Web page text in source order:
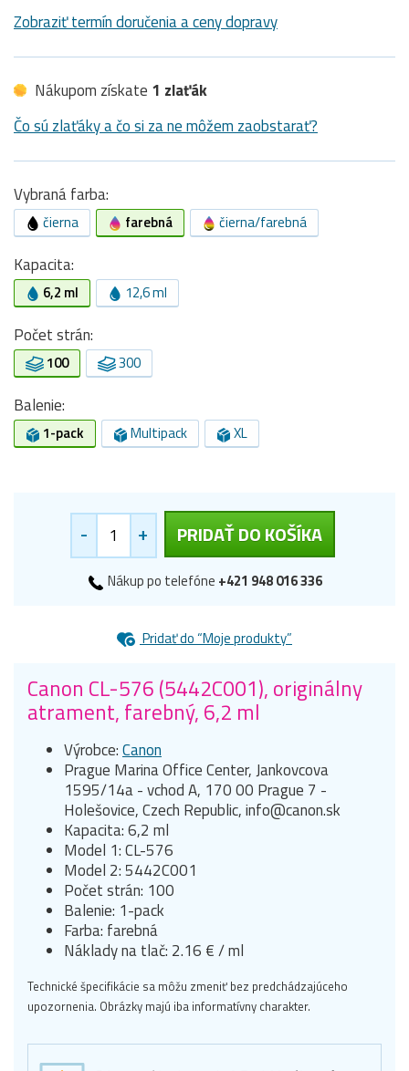
Zobraziť termín doručenia a ceny dopravy
Nákupom získate 1 zlaťák
Čo sú zlaťáky a čo si za ne môžem zaobstarať?
Vybraná farba:
čierna farebná čierna/farebná
Kapacita:
6,2 ml 12,6 ml
Počet strán:
100 300
Balenie:
1-pack Multipack XL
- + PRIDAŤ DO KOŠÍKA
Nákup po telefóne +421 948 016 336
Pridať do “Moje produkty”
Canon CL-576 (5442C001), originálny
atrament, farebný, 6,2 ml
Výrobce:Canon
Prague Marina Office Center, Jankovcova
1595/14a - vchod A, 170 00 Prague 7 -
Holešovice, Czech Republic, info@canon.sk
Kapacita: 6,2 ml
Model 1: CL-576
Model 2: 5442C001
Počet strán: 100
Balenie: 1-pack
Farba: farebná
Náklady na tlač: 2.16 € / ml
Technické špecifikácie sa môžu zmeniť bez predchádzajúceho
upozornenia. Obrázky majú iba informatívny charakter.